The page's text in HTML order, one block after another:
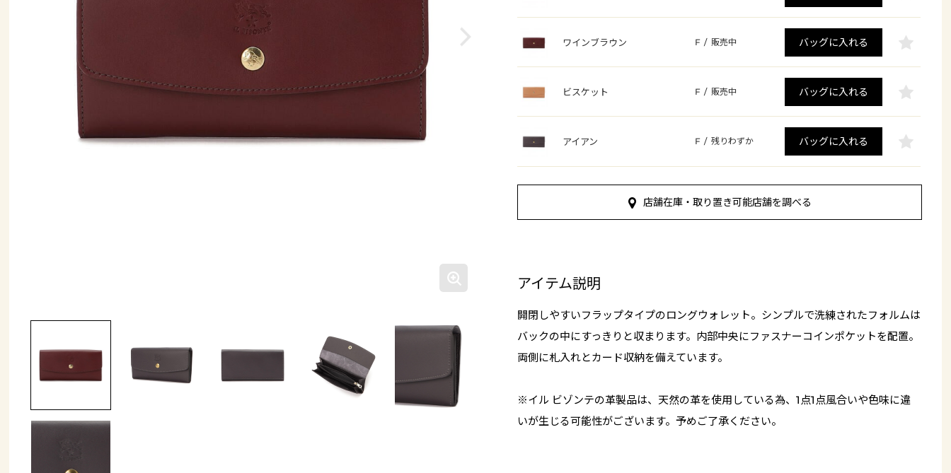
ワインブラウン F / 販売中 バッグに入れる
ビスケット F / 販売中 バッグに入れる
アイアン F / 残りわずか バッグに入れる
店舗在庫・取り置き可能店舗を調べる
アイテム説明
開閉しやすいフラップタイプのロングウォレット。シンプルで洗練されたフォルムは
バックの中にすっきりと収まります。内部中央にファスナーコインポケットを配置。
両側に札入れとカード収納を備えています。
※イル ビゾンテの革製品は、天然の革を使用している為、1点1点風合いや色味に違
いが生じる可能性がございます。予めご了承ください。